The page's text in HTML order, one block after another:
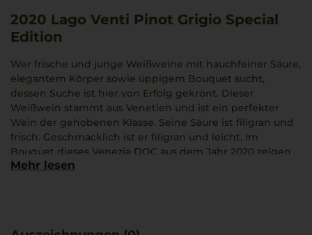
2020 Lago Venti Pinot Grigio Special
Edition
Wer frische und junge Weißweine mit hauchfeiner Säure,
elegantem Körper sowie üppigem Bouquet sucht,
dessen Suche ist hier von Erfolg gekrönt. Dieser
Weißwein stammt aus Venetien und ist ein perfekter
Wein der gehobenen Klasse. Seine Säure ist filigran und
frisch. Geschmacklich ist er filigran und leicht. Im
Bouquet dieses Venezia DOC aus dem Jahr 2020 zeigen
sich Ananas, Zitrusfrüchte und Rosine. Auch Aromen von
Mehr lesen